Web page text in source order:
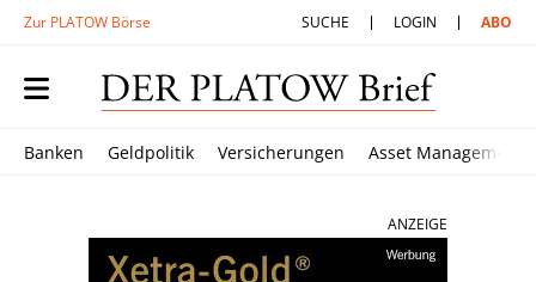
Zur PLATOW Börse SUCHE LOGIN ABO
Banken Geldpolitik Versicherungen Asset Management
ANZEIGE